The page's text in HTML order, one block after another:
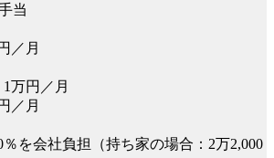
当
／月
1万円／月
／月
％を会社負担（持ち家の場合：2万2,000